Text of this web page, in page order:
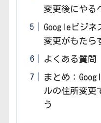
変更後にやる
Googleビジネ
変更がもたら
よくある質問
まとめ：
ルの住所変更
う